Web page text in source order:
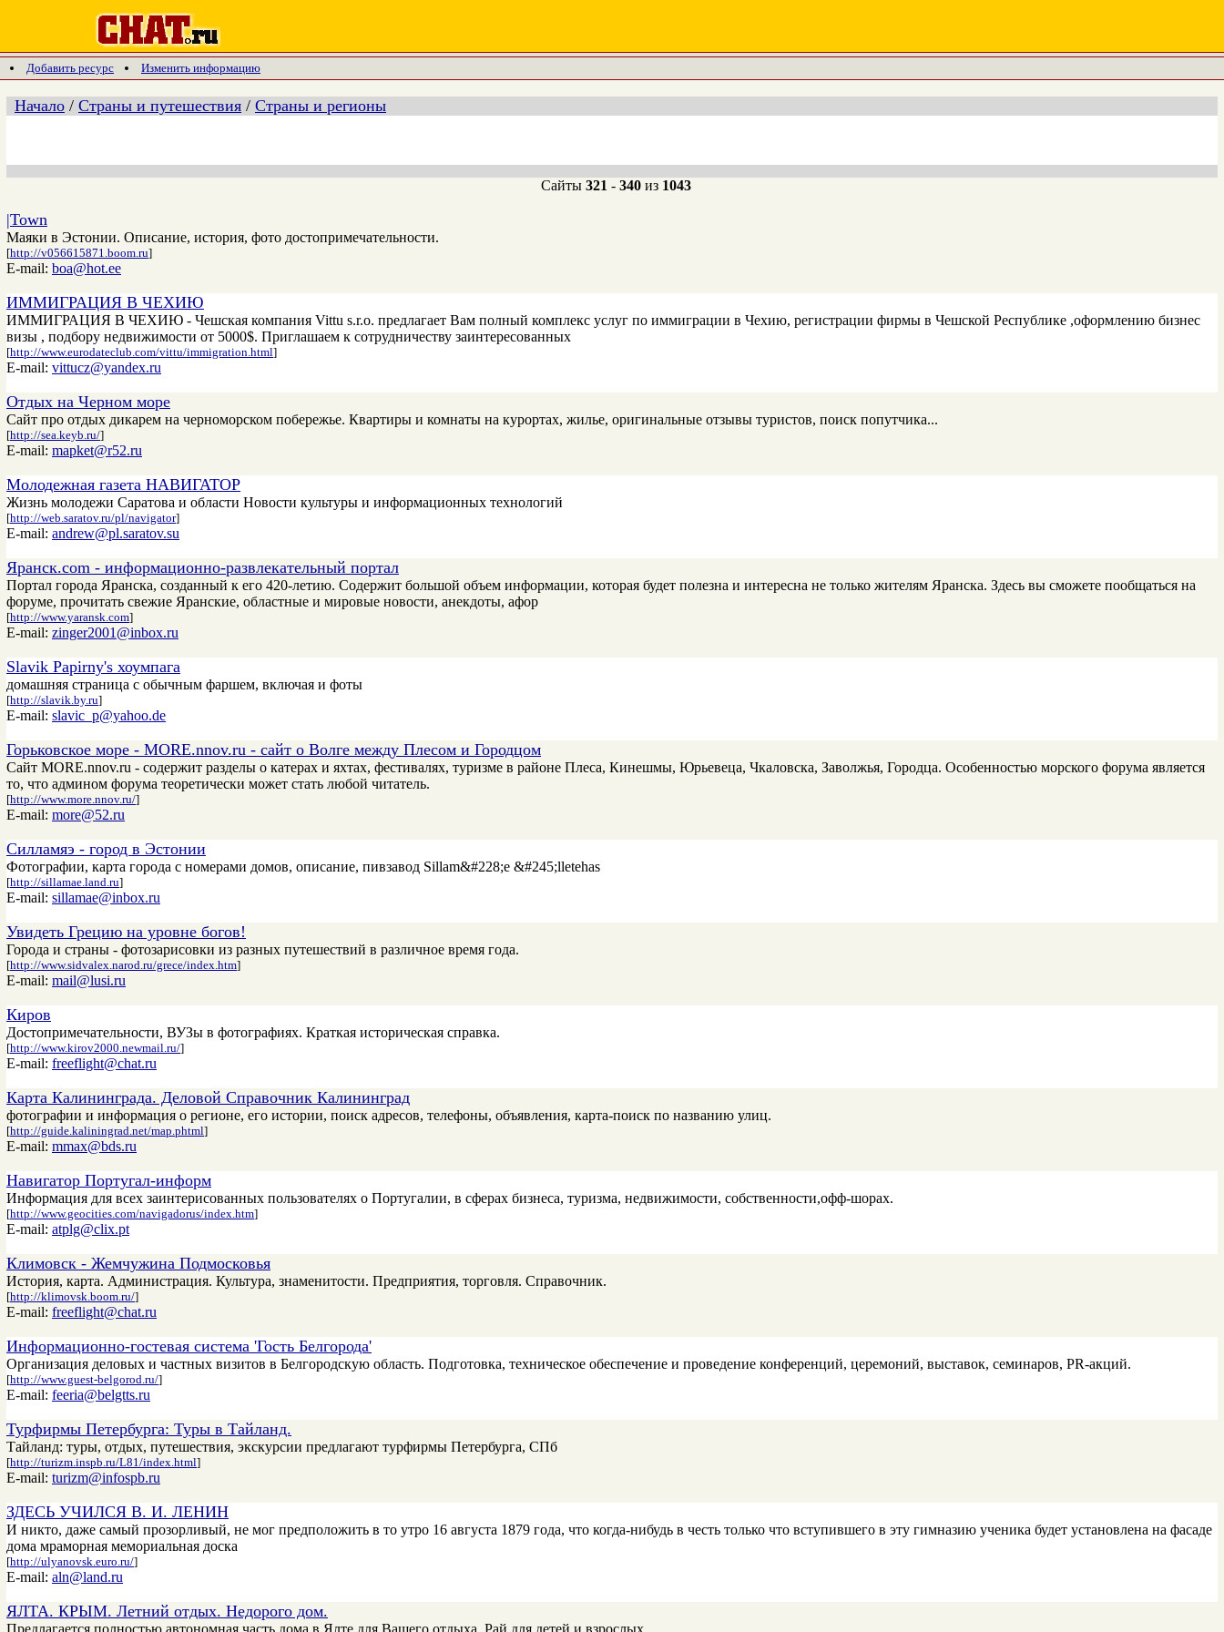
Добавить ресурс Изменить информацию
Начало / Страны и путешествия / Страны и регионы
Сайты 321 - 340из 1043
|Town
Маяки в Эстонии. Описание, история, фото достопримечательности.
[http://v056615871.boom.ru]
E-mail: boa@hot.ee
ИММИГРАЦИЯ В ЧЕХИЮ
ИММИГРАЦИЯ В ЧЕХИЮ - Чешская компания Vittu s.r.o. предлагает Вам полный комплекс услуг по иммиграции в Чехию, регистрации фирмы в Чешской Республике ,оформлению бизнес
визы , подбору недвижимости от 5000$. Приглашаем к сотрудничеству заинтересованных
[http://www.eurodateclub.com/vittu/immigration.html]
E-mail: vittucz@yandex.ru
Отдых на Черном море
Сайт про отдых дикарем на черноморском побережье. Квартиры и комнаты на курортах, жилье, оригинальные отзывы туристов, поиск попутчика...
[http://sea.keyb.ru/]
E-mail: mapket@r52.ru
Молодежная газета НАВИГАТОР
Жизнь молодежи Саратова и области Новости культуры и информационных технологий
[http://web.saratov.ru/pl/navigator]
E-mail: andrew@pl.saratov.su
Яранск.com - информационно-развлекательный портал
Портал города Яранска, созданный к его 420-летию. Содержит большой объем информации, которая будет полезна и интересна не только жителям Яранска. Здесь вы сможете пообщаться на
форуме, прочитать свежие Яранские, областные и мировые новости, анекдоты, афор
[http://www.yaransk.com]
E-mail: zinger2001@inbox.ru
Slavik Papirny's хоумпага
домашняя страница с обычным фаршем, включая и фоты
[http://slavik.by.ru]
E-mail: slavic_p@yahoo.de
Горьковское море - MORE.nnov.ru - сайт о Волге между Плесом и Городцом
Сайт MORE.nnov.ru - содержит разделы о катерах и яхтах, фестивалях, туризме в районе Плеса, Кинешмы, Юрьевеца, Чкаловска, Заволжья, Городца. Особенностью морского форума является
то, что админом форума теоретически может стать любой читатель.
[http://www.more.nnov.ru/]
E-mail: more@52.ru
Силламяэ - город в Эстонии
Фотографии, карта города с номерами домов, описание, пивзавод Sillam&#228;e &#245;lletehas
[http://sillamae.land.ru]
E-mail: sillamae@inbox.ru
Увидеть Грецию на уровне богов!
Города и страны - фотозарисовки из разных путешествий в различное время года.
[http://www.sidvalex.narod.ru/grece/index.htm]
E-mail: mail@lusi.ru
Киров
Достопримечательности, ВУЗы в фотографиях. Краткая историческая справка.
[http://www.kirov2000.newmail.ru/]
E-mail: freeflight@chat.ru
Карта Калининграда. Деловой Справочник Калининград
фотографии и информация о регионе, его истории, поиск адресов, телефоны, объявления, карта-поиск по названию улиц.
[http://guide.kaliningrad.net/map.phtml]
E-mail: mmax@bds.ru
Навигатор Португал-информ
Информация для всех заинтерисованных пользователях о Португалии, в сферах бизнеса, туризма, недвижимости, собственности,офф-шорах.
[http://www.geocities.com/navigadorus/index.htm]
E-mail: atplg@clix.pt
Климовск - Жемчужина Подмосковья
История, карта. Администрация. Культура, знаменитости. Предприятия, торговля. Справочник.
[http://klimovsk.boom.ru/]
E-mail: freeflight@chat.ru
Информационно-гостевая система 'Гость Белгорода'
Организация деловых и частных визитов в Белгородскую область. Подготовка, техническое обеспечение и проведение конференций, церемоний, выставок, семинаров, PR-акций.
[http://www.guest-belgorod.ru/]
E-mail: feeria@belgtts.ru
Турфирмы Петербурга: Туры в Тайланд.
Тайланд: туры, отдых, путешествия, экскурсии предлагают турфирмы Петербурга, СПб
[http://turizm.inspb.ru/L81/index.html]
E-mail: turizm@infospb.ru
ЗДЕСЬ УЧИЛСЯ В. И. ЛЕНИН
И никто, даже самый прозорливый, не мог предположить в то утро 16 августа 1879 года, что когда-нибудь в честь только что вступившего в эту гимназию ученика будет установлена на фасаде
дома мраморная мемориальная доска
[http://ulyanovsk.euro.ru/]
E-mail: aln@land.ru
ЯЛТА. КРЫМ. Летний отдых. Недорого дом.
Предлагается полностью автономная часть дома в Ялте для Вашего отдыха. Рай для детей и взрослых.